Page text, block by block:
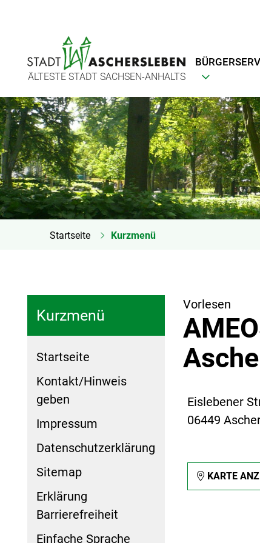
ÄLTESTE STADT SACHSEN-ANHALTS
Startseite Kurzmenü
Kurzmenü
Startseite
Kontakt/Hinweis
geben
Impressum
Datenschutzerklärung
Sitemap
Erklärung
Barrierefreiheit
Einfache Sprache
Vorlesen
Eislebener
06449
KARTE